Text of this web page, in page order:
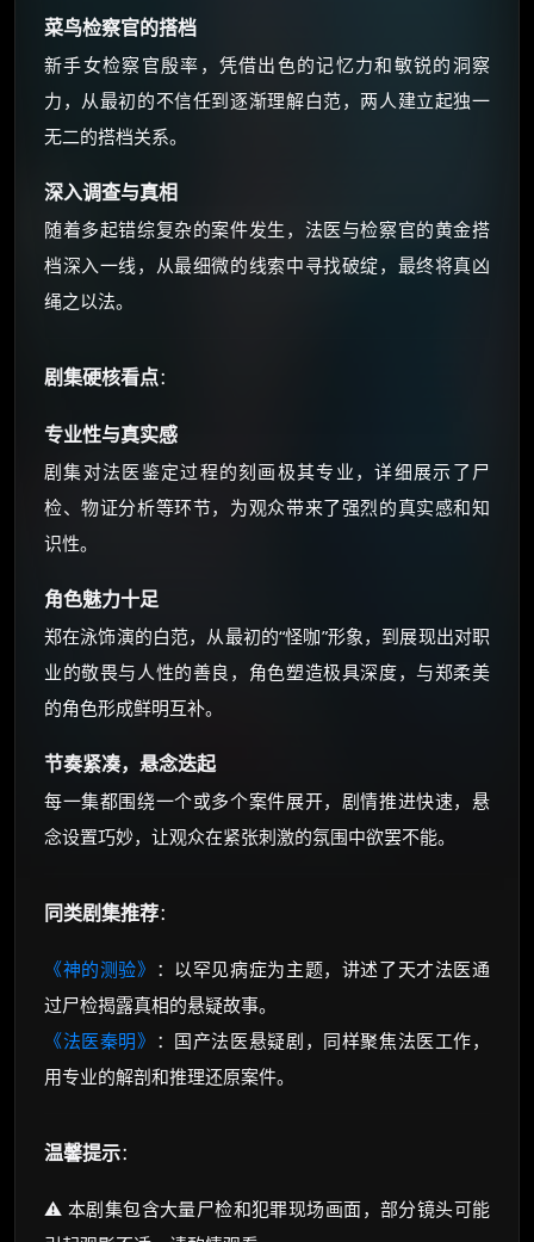
菜鸟检察官的搭档
新手女检察官殷率，凭借出色的记忆力和敏锐的洞察
力，从最初的不信任到逐渐理解白范，两人建立起独一
无二的搭档关系。
深入调查与真相
随着多起错综复杂的案件发生，法医与检察官的黄金搭
档深入一线，从最细微的线索中寻找破绽，最终将真凶
绳之以法。
剧集硬核看点：
专业性与真实感
剧集对法医鉴定过程的刻画极其专业，详细展示了尸
检、物证分析等环节，为观众带来了强烈的真实感和知
识性。
角色魅力十足
郑在泳饰演的白范，从最初的“怪咖”形象，到展现出对职
业的敬畏与人性的善良，角色塑造极具深度，与郑柔美
的角色形成鲜明互补。
节奏紧凑，悬念迭起
每一集都围绕一个或多个案件展开，剧情推进快速，悬
念设置巧妙，让观众在紧张刺激的氛围中欲罢不能。
同类剧集推荐：
《神的测验》 ：以罕见病症为主题，讲述了天才法医通
过尸检揭露真相的悬疑故事。
《法医秦明》 ：国产法医悬疑剧，同样聚焦法医工作，
用专业的解剖和推理还原案件。
温馨提示：
⚠️ 本剧集包含大量尸检和犯罪现场画面，部分镜头可能
⚡ 前往【大淘客】领红包